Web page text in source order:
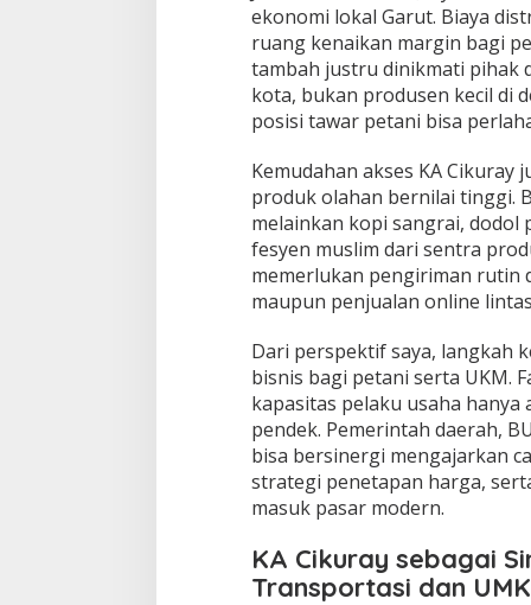
ekonomi lokal Garut. Biaya
ruang kenaikan margin bagi
tambah justru dinikmati pihak
kota, bukan produsen kecil di
posisi tawar petani bisa
Kemudahan akses KA
produk olahan bernilai tinggi.
melainkan kopi sangrai,
fesyen muslim dari sentra
memerlukan pengiriman rutin
maupun penjualan online
Dari perspektif saya, langkah
bisnis bagi petani serta UKM.
kapasitas pelaku usaha
pendek. Pemerintah daerah,
bisa bersinergi mengajarkan
strategi penetapan harga,
masuk pasar modern.
KA Cikuray sebagai
Transportasi dan